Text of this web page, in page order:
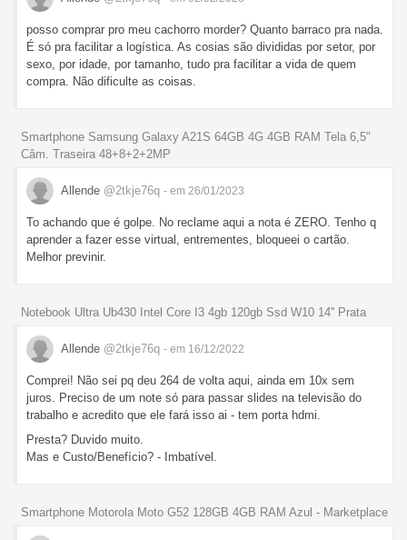
posso comprar pro meu cachorro morder? Quanto barraco pra nada.
É só pra facilitar a logística. As cosias são divididas por setor, por
sexo, por idade, por tamanho, tudo pra facilitar a vida de quem
compra. Não dificulte as coisas.
Smartphone Samsung Galaxy A21S 64GB 4G 4GB RAM Tela 6,5"
Câm. Traseira 48+8+2+2MP
Allende @2tkje76q - em 26/01/2023
To achando que é golpe. No reclame aqui a nota é ZERO. Tenho q
aprender a fazer esse virtual, entrementes, bloqueei o cartão.
Melhor previnir.
Notebook Ultra Ub430 Intel Core I3 4gb 120gb Ssd W10 14'' Prata
Allende @2tkje76q - em 16/12/2022
Comprei! Não sei pq deu 264 de volta aqui, ainda em 10x sem
juros. Preciso de um note só para passar slides na televisão do
trabalho e acredito que ele fará isso ai - tem porta hdmi.
Presta? Duvido muito.
Mas e Custo/Benefício? - Imbatível.
Smartphone Motorola Moto G52 128GB 4GB RAM Azul - Marketplace